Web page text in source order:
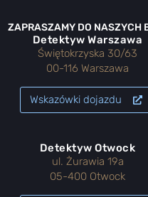
ZAPRASZAMY DO NASZYCH
Detektyw Warszawa
Świętokrzyska 30/63
00-116 Warszawa
Wskazówki dojazdu
Detektyw Otwock
ul. Żurawia 19a
05-400 Otwock